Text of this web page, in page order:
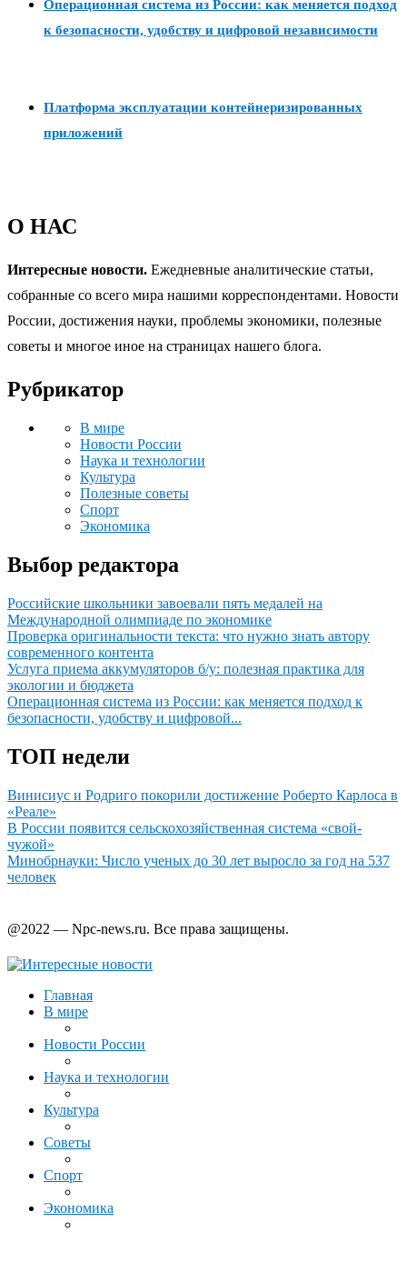
Операционная система из России: как меняется подход
к безопасности, удобству и цифровой независимости
Платформа эксплуатации контейнеризированных
приложений
О НАС
Интересные новости. Ежедневные аналитические статьи,
собранные со всего мира нашими корреспондентами. Новости
России, достижения науки, проблемы экономики, полезные
советы и многое иное на страницах нашего блога.
Рубрикатор
В мире
Новости России
Наука и технологии
Культура
Полезные советы
Спорт
Экономика
Выбор редактора
Российские школьники завоевали пять медалей на
Международной олимпиаде по экономике
Проверка оригинальности текста: что нужно знать автору
современного контента
Услуга приема аккумуляторов б/у: полезная практика для
экологии и бюджета
Операционная система из России: как меняется подход к
безопасности, удобству и цифровой...
ТОП недели
Винисиус и Родриго покорили достижение Роберто Карлоса в
«Реале»
В России появится сельскохозяйственная система «свой-
чужой»
Минобрнауки: Число ученых до 30 лет выросло за год на 537
человек
@2022 — Npc-news.ru. Все права защищены.
Главная
В мире
Новости России
Наука и технологии
Культура
Советы
Спорт
Экономика